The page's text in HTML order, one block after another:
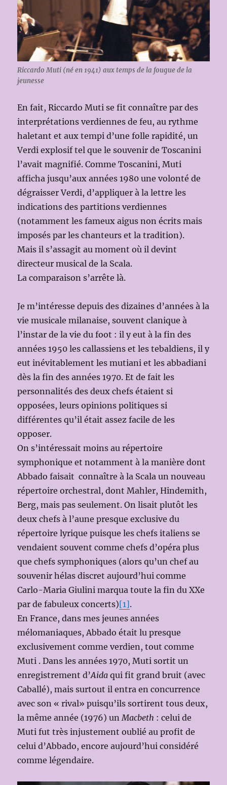
Riccardo Muti (né en 1941) aux temps de la fougue de la
jeunesse
En fait, Riccardo Muti se fit connaître par des
interprétations verdiennes de feu, au rythme
haletant et aux tempi d’une folle rapidité, un
Verdi explosif tel que le souvenir de Toscanini
l’avait magnifié. Comme Toscanini, Muti
afficha jusqu’aux années 1980 une volonté de
dégraisser Verdi, d’appliquer à la lettre les
indications des partitions verdiennes
(notamment les fameux aigus non écrits mais
imposés par les chanteurs et la tradition).
Mais il s’assagit au moment où il devint
directeur musical de la Scala.
La comparaison s’arrête là.
Je m’intéresse depuis des dizaines d’années à la
vie musicale milanaise, souvent clanique à
l’instar de la vie du foot : il y eut à la fin des
années 1950 les callassiens et les tebaldiens, il y
eut inévitablement les mutiani et les abbadiani
dès la fin des années 1970. Et de fait les
personnalités des deux chefs étaient si
opposées, leurs opinions politiques si
différentes qu’il était assez facile de les
opposer.
On s’intéressait moins au répertoire
symphonique et notamment à la manière dont
Abbado faisait connaître à la Scala un nouveau
répertoire orchestral, dont Mahler, Hindemith,
Berg, mais pas seulement. On lisait plutôt les
deux chefs à l’aune presque exclusive du
répertoire lyrique puisque les chefs italiens se
vendaient souvent comme chefs d’opéra plus
que chefs symphoniques (alors qu’un chef au
souvenir hélas discret aujourd’hui comme
Carlo-Maria Giulini marqua toute la fin du XXe
par de fabuleux concerts)[1].
En France, dans mes jeunes années
mélomaniaques, Abbado était lu presque
exclusivement comme verdien, tout comme
Muti . Dans les années 1970, Muti sortit un
enregistrement d’Aida qui fit grand bruit (avec
Caballé), mais surtout il entra en concurrence
avec son « rival» puisqu’ils sortirent tous deux,
la même année (1976) unMacbeth : celui de
Muti fut très injustement oublié au profit de
celui d’Abbado, encore aujourd’hui considéré
comme légendaire.